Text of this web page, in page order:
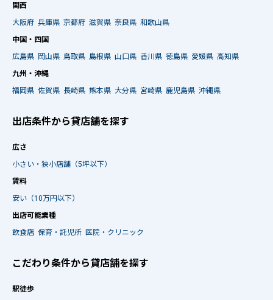
関西
大阪府 兵庫県 京都府 滋賀県 奈良県 和歌山県
中国・四国
広島県 岡山県 鳥取県 島根県 山口県 香川県 徳島県 愛媛県 高知県
九州・沖縄
福岡県 佐賀県 長崎県 熊本県 大分県 宮崎県 鹿児島県 沖縄県
出店条件から貸店舗を探す
広さ
小さい・狭小店舗（5坪以下）
賃料
安い（10万円以下）
出店可能業種
飲食店 保育・託児所 医院・クリニック
こだわり条件から貸店舗を探す
駅徒歩